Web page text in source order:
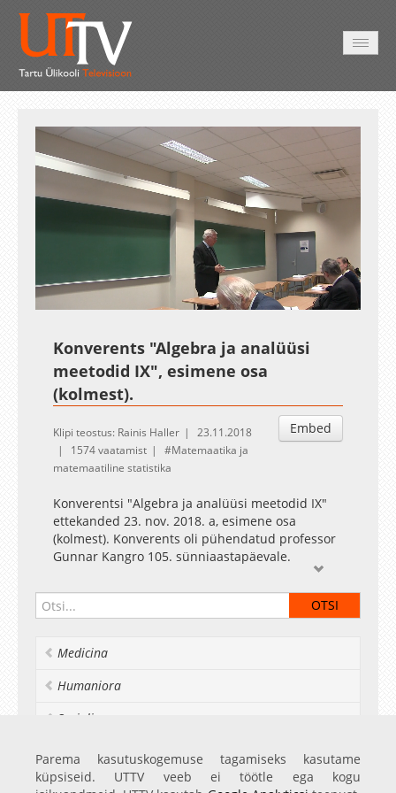
1.08%
Esituskiirused
Auto
Konverents "Algebra ja analüüsi
meetodid IX", esimene osa
(kolmest).
Embed
Klipi teostus: Rainis Haller
23.11.2018
1574 vaatamist
Matemaatika ja
matemaatiline statistika
Konverentsi "Algebra ja analüüsi meetodid IX"
ettekanded 23. nov. 2018. a, esimene osa
(kolmest). Konverents oli pühendatud professor
Gunnar Kangro 105. sünniaastapäevale.
Medicina
Humaniora
Socialia
Realia et naturalia
Ülikoolist veel
Parema kasutuskogemuse tagamiseks kasutame
küpsiseid. UTTV veeb ei töötle ega kogu